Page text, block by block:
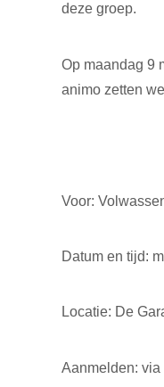
deze groep.
Op maandag 9
animo zetten
Voor:
Datum en tijd:
Locatie: De
Aanmelden: